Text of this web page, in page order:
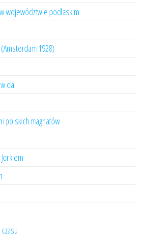
województwie podlaskim
1928)
dal
polskich magnatów